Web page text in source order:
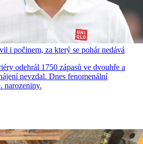
i počinem, za který se pohár nedává
odehrál 1750 zápasů ve dvouhře a
nevzdal. Dnes fenomenální
narozeniny.